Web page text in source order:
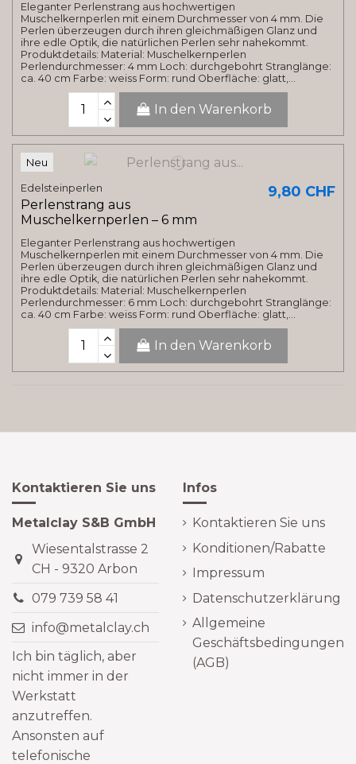
Eleganter Perlenstrang aus hochwertigen
Muschelkernperlen mit einem Durchmesser von 4 mm. Die
Perlen überzeugen durch ihren gleichmäßigen Glanz und
ihre edle Optik, die natürlichen Perlen sehr nahekommt.
Produktdetails: Material: Muschelkernperlen
Perlendurchmesser: 4 mm Loch: durchgebohrt Stranglänge:
ca. 40 cm Farbe: weiss Form: rund Oberfläche: glatt,...
In den Warenkorb
Neu
Edelsteinperlen
Perlenstrang aus
Muschelkernperlen – 6 mm
9,80 CHF
Eleganter Perlenstrang aus hochwertigen
Muschelkernperlen mit einem Durchmesser von 4 mm. Die
Perlen überzeugen durch ihren gleichmäßigen Glanz und
ihre edle Optik, die natürlichen Perlen sehr nahekommt.
Produktdetails: Material: Muschelkernperlen
Perlendurchmesser: 6 mm Loch: durchgebohrt Stranglänge:
ca. 40 cm Farbe: weiss Form: rund Oberfläche: glatt,...
In den Warenkorb
Kontaktieren Sie uns
Metalclay S&B GmbH
Wiesentalstrasse 2
CH - 9320 Arbon
079 739 58 41
info@metalclay.ch
Ich bin täglich, aber
nicht immer in der
Werkstatt
anzutreffen.
Ansonsten auf
telefonische
Infos
Kontaktieren Sie uns
Konditionen/Rabatte
Impressum
Datenschutzerklärung
Allgemeine
Geschäftsbedingungen
(AGB)